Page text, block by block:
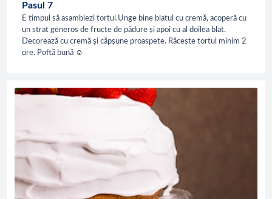
Pasul 7
E timpul să asamblezi tortul.Unge bine blatul cu cremă, acoperă cu
un strat generos de fructe de pădure și apoi cu al doilea blat.
Decorează cu cremă și căpșune proaspete. Răcește tortul minim 2
ore. Poftă bună ☺